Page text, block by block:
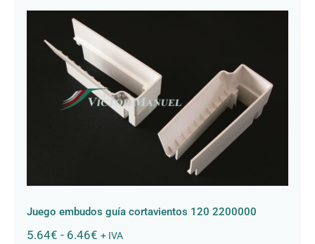
188.02€
Juego embudos guía cortavientos
120 2200000
Juego embudos guía cortavientos 120 2200000
5.64€ - 6.46€Rango
+ IVA